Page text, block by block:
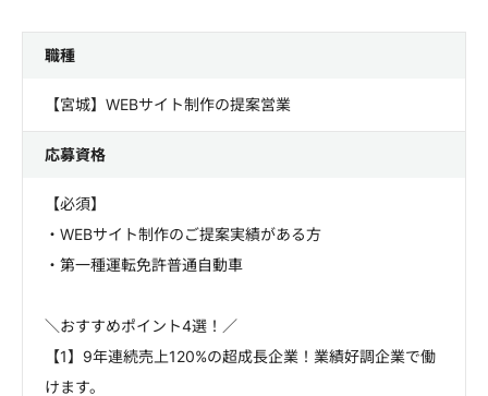
職種
【宮城】WEBサイト制作の提案営業
応募資格
【必須】
・WEBサイト制作のご提案実績がある方
・第一種運転免許普通自動車
＼おすすめポイント4選！／
【1】9年連続売上120%の超成長企業！業績好調企業で働
けます。